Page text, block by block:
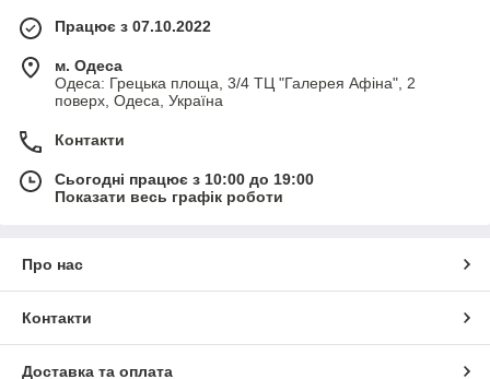
Працює з 07.10.2022
м. Одеса
Одеса: Грецька площа, 3/4 ТЦ "Галерея Афіна", 2
поверх, Одеса, Україна
Контакти
Сьогодні працює з 10:00 до 19:00
Показати весь графік роботи
Про нас
Контакти
Доставка та оплата